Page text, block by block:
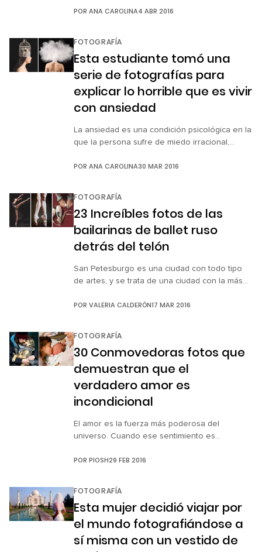
#FollowMeTo en 2013, donde el ruso Murad
entonces novia. Pero esta vez la famosa
cómo lograron estas impresionantes
fotografías y sus hermosos […]
POR ANA CAROLINA4 ABR 2016
FOTOGRAFÍA
Esta estudiante tomó una
serie de fotografías para
explicar lo horrible que es vivir
con ansiedad
La ansiedad es una condición psicológica en la
que la persona sufre de miedo irracional,
confusión y desánimo, entre otros síntomas. Y
Joy Crawford, de 23 años y estudiante de
escalofriante pero muy acertada serie de
fotografías […]
POR ANA CAROLINA30 MAR 2016
FOTOGRAFÍA
23 Increíbles fotos de las
bailarinas de ballet ruso
detrás del telón
San Petesburgo es una ciudad con todo tipo
de artes, y se trata de una ciudad con la más
también es hogar de la extremadamente
profesional Darian Volkova, fundadora del
Darian a menudo viaja por el mundo entero
junto […]
POR VALERIA CALDERÓN17 MAR 2016
FOTOGRAFÍA
30 Conmovedoras fotos que
demuestran que el
verdadero amor es
incondicional
El amor es la fuerza más poderosa del
universo. Cuando ese sentimiento es
los demás como lo haríamos con nosotros
quienes amamos. Contra lo que pudiéramos
los humanos, como verás en estas 30
imágenes […]
POR PIOSH29 FEB 2016
FOTOGRAFÍA
Esta mujer decidió viajar por
el mundo fotografiándose a
sí misma con un vestido de